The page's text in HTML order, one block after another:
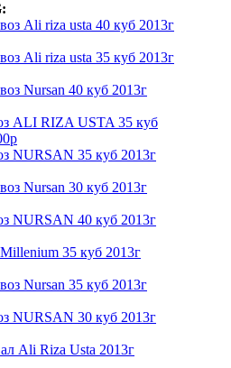
Ali riza usta 40 куб 2013г
Ali riza usta 35 куб 2013г
Nursan 40 куб 2013г
ALI RIZA USTA 35 куб
NURSAN 35 куб 2013г
Nursan 30 куб 2013г
NURSAN 40 куб 2013г
35 куб 2013г
Nursan 35 куб 2013г
NURSAN 30 куб 2013г
Ali Riza Usta 2013г